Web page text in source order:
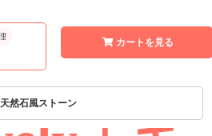
カートを見る
然石風ストーン